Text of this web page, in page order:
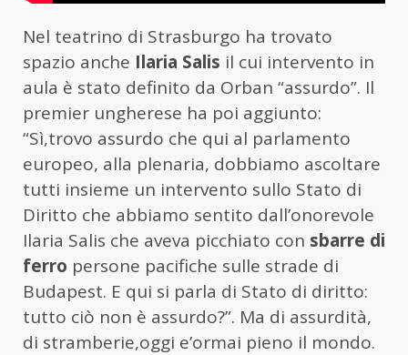
Nel teatrino di Strasburgo ha trovato
spazio anche Ilaria Salis il cui intervento in
aula è stato definito da Orban “assurdo”. Il
premier ungherese ha poi aggiunto:
“Sì,trovo assurdo che qui al parlamento
europeo, alla plenaria, dobbiamo ascoltare
tutti insieme un intervento sullo Stato di
Diritto che abbiamo sentito dall’onorevole
Ilaria Salis che aveva picchiato con sbarre di
ferro persone pacifiche sulle strade di
Budapest. E qui si parla di Stato di diritto:
tutto ciò non è assurdo?”. Ma di assurdità,
di stramberie,oggi e’ormai pieno il mondo.